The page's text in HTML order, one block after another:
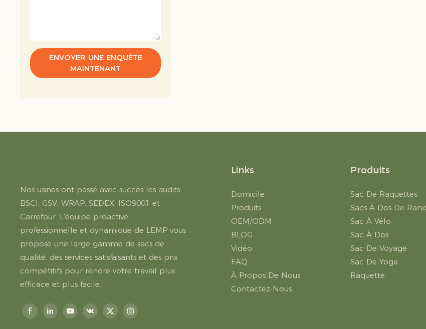
ENVOYER UNE ENQUÊTE
MAINTENANT
Nos usines ont passé avec succès les audits
BSCI, GSV, WRAP, SEDEX, ISO9001 et
Carrefour. L'équipe proactive,
professionnelle et dynamique de LEMP vous
propose une large gamme de sacs de
qualité, des services satisfaisants et des prix
compétitifs pour rendre votre travail plus
efficace et plus facile.
Links
Domicile
Produits
OEM/ODM
BLOG
Vidéo
FAQ
À Propos De Nous
Contactez-Nous
Produits
Sac De Raquettes
Sacs À Dos De
Sac À Vélo
Sac À Dos
Sac De Voyage
Sac De Yoga
Raquette